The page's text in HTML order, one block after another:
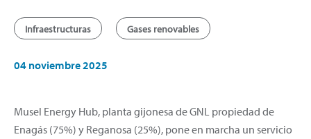
Infraestructuras Gases renovables
04 noviembre 2025
Musel Energy Hub, planta gijonesa de GNL propiedad de
Enagás (75%) y Reganosa (25%), pone en marcha un servicio